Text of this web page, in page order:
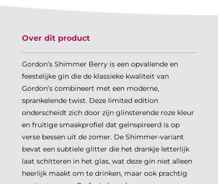
Over dit product
Gordon’s Shimmer Berry is een opvallende en
feestelijke gin die de klassieke kwaliteit van
Gordon’s combineert met een moderne,
sprankelende twist. Deze limited edition
onderscheidt zich door zijn glinsterende roze kleur
en fruitige smaakprofiel dat geïnspireerd is op
verse bessen uit de zomer. De Shimmer-variant
bevat een subtiele glitter die het drankje letterlijk
laat schitteren in het glas, wat deze gin niet alleen
heerlijk maakt om te drinken, maar ook prachtig